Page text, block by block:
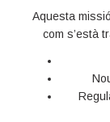
Aquesta
com s’està